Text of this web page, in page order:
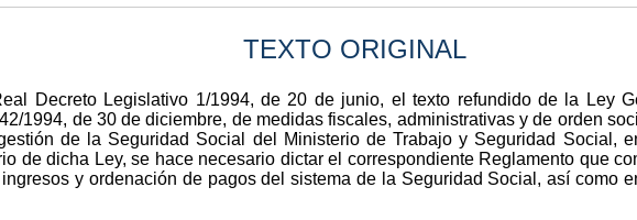
TEXTO ORIGINAL
Decreto Legislativo 1/1994, de 20 de junio, el texto refundido de la Ley
1994, de 30 de diciembre, de medidas fiscales, administrativas y de orden
de la Seguridad Social del Ministerio de Trabajo y Seguridad Social,
de dicha Ley, se hace necesario dictar el correspondiente Reglamento que
y ordenación de pagos del sistema de la Seguridad Social, así como